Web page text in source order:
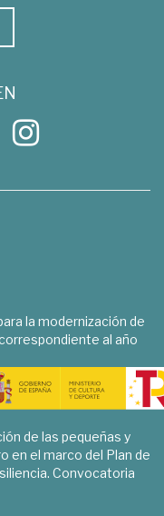
la modernización de
al año
de las pequeñas y
en el marco del Plan de
Convocatoria